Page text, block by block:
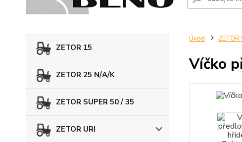
ZETOR 15
ZETOR 25 N/A/K
ZETOR SUPER 50 / 35
ZETOR URI
Úvod ZETOR
Víčko